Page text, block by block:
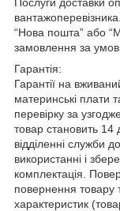
“Нова пошта” або
замовлення за
Гарантія:
Гарантії на
материнські плати
перевірку за
товар становить 14
відділенні служби
використанні і
комплектація.
повернення товару
характеристик